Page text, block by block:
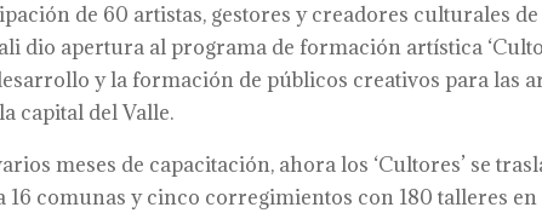
de 60 artistas, gestores y creadores culturales
dio apertura al programa de formación artística
y la formación de públicos creativos para las
capital del Valle.
meses de capacitación, ahora los ‘Cultores’ se
16 comunas y cinco corregimientos con 180 talleres